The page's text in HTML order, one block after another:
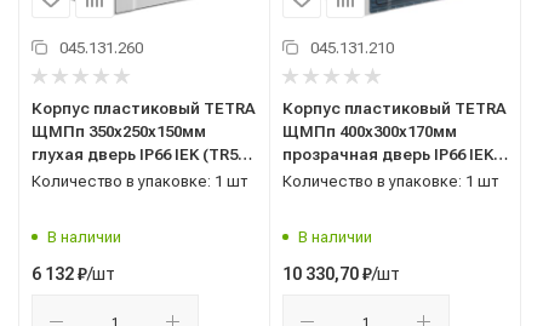
045.131.260
Корпус пластиковый TETRA
ЩМПп 350х250х150мм
глухая дверь IP66 IEK (TR5-
12-N-035-25-15-65)
Количество в упаковке: 1 шт
В наличии
6 132₽/шт
045.131.210
Корпус пластиковый TETRA
ЩМПп 400х300х170мм
прозрачная дверь IP66 IEK
(TR5-11-N-040-30-17-65)
Количество в упаковке: 1 шт
В наличии
10 330,70₽/шт